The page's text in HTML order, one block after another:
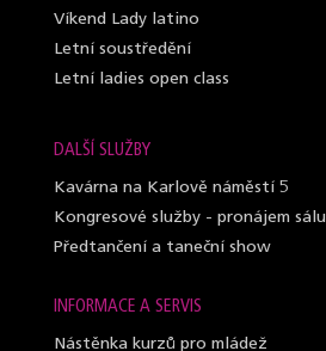
Víkend Lady latino
Letní soustředění
Letní ladies open class
DALŠÍ SLUŽBY
Kavárna na Karlově náměstí 5
Kongresové služby - pronájem sálu
Předtančení a taneční show
INFORMACE A SERVIS
Nástěnka kurzů pro mládež